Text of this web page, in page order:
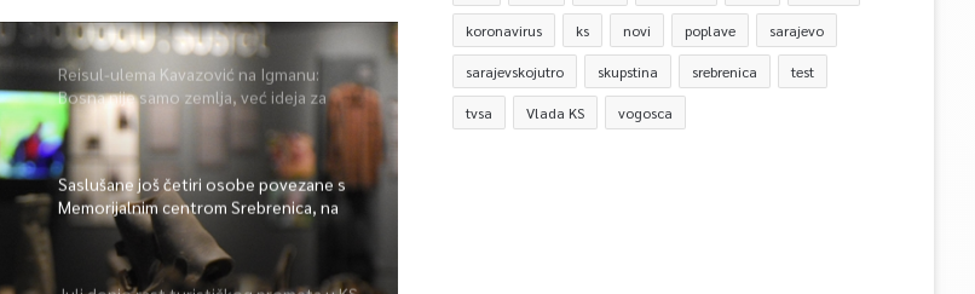
Reisul-ulema Kavazović na Igmanu:
Bosna nije samo zemlja, već ideja za
koju se živi
Saslušane još četiri osobe povezane s
Memorijalnim centrom Srebrenica, na
spisku ukupno 26
koronavirus ks novi poplave sarajevo
sarajevskojutro skupstina srebrenica test
tvsa Vlada KS vogosca